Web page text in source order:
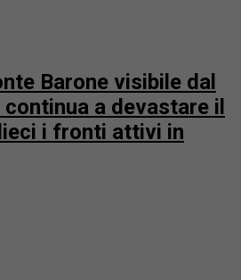
Barone visibile dal
a devastare il
i fronti attivi in